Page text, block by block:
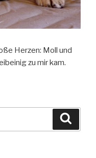
Herzen: Moll und
zu mir kam.